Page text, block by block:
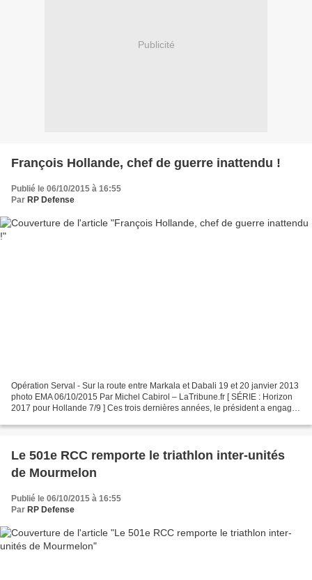
Publicité
François Hollande, chef de guerre inattendu !
Publié le 06/10/2015 à 16:55
Par RP Defense
Opération Serval - Sur la route entre Markala et Dabali 19 et 20 janvier 2013
photo EMA 06/10/2015 Par Michel Cabirol – LaTribune.fr [ SÉRIE : Horizon
2017 pour Hollande 7/9 ] Ces trois dernières années, le président a engagé
Le 501e RCC remporte le triathlon inter-unités
de Mourmelon
Publié le 06/10/2015 à 16:55
Par RP Defense